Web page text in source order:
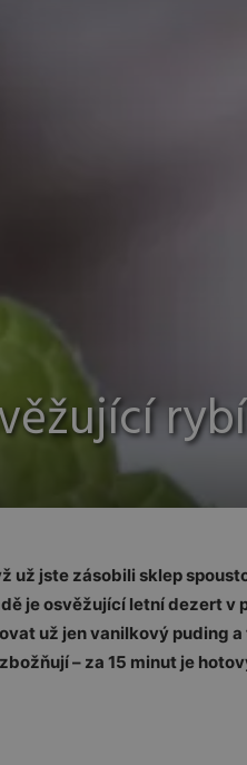
už jste zásobili sklep
je osvěžující letní dezert v
už jen vanilkový puding a
– za 15 minut je